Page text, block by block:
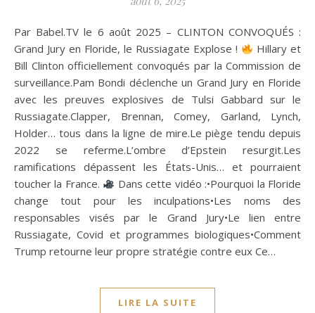
Par Babel.TV le 6 août 2025 – CLINTON CONVOQUÉS :
Grand Jury en Floride, le Russiagate Explose !
Hillary et
Bill Clinton officiellement convoqués par la Commission de
surveillance.Pam Bondi déclenche un Grand Jury en Floride
avec les preuves explosives de Tulsi Gabbard sur le
Russiagate.Clapper, Brennan, Comey, Garland, Lynch,
Holder… tous dans la ligne de mire.Le piège tendu depuis
2022 se referme.L’ombre d’Epstein resurgit.Les
ramifications dépassent les États-Unis… et pourraient
toucher la France.
Dans cette vidéo :•Pourquoi la Floride
change tout pour les inculpations•Les noms des
responsables visés par le Grand Jury•Le lien entre
Russiagate, Covid et programmes biologiques•Comment
Trump retourne leur propre stratégie contre eux Ce…
LIRE LA SUITE